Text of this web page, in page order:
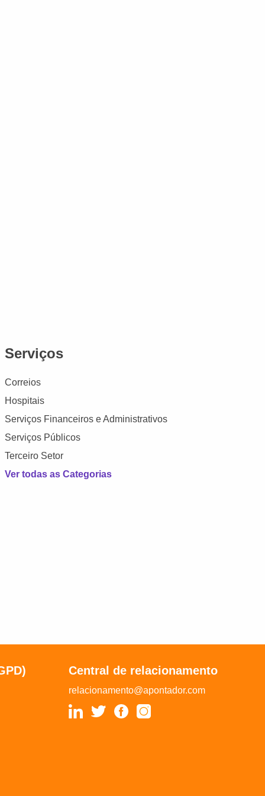
Serviços
Correios
Hospitais
Serviços Financeiros e Administrativos
Serviços Públicos
Terceiro Setor
Ver todas as Categorias
Central de relacionamento
relacionamento@apontador.com